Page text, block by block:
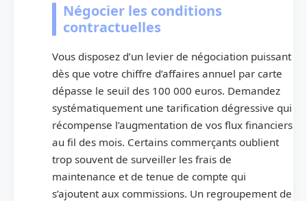
Négocier les conditions
contractuelles
Vous disposez d’un levier de négociation puissant
dès que votre chiffre d’affaires annuel par carte
dépasse le seuil des 100 000 euros. Demandez
systématiquement une tarification dégressive qui
récompense l’augmentation de vos flux financiers
au fil des mois. Certains commerçants oublient
trop souvent de surveiller les frais de
maintenance et de tenue de compte qui
s’ajoutent aux commissions. Un regroupement de